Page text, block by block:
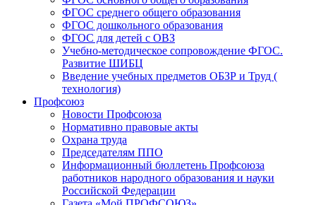
ФГОС среднего общего образования
ФГОС дошкольного образования
ФГОС для детей с ОВЗ
Учебно-методическое сопровождение ФГОС.
Развитие ШИБЦ
Введение учебных предметов ОБЗР и Труд (
технология)
Профсоюз
Новости Профсоюза
Нормативно правовые акты
Охрана труда
Председателям ППО
Информационный бюллетень Профсоюза
работников народного образования и науки
Российской Федерации